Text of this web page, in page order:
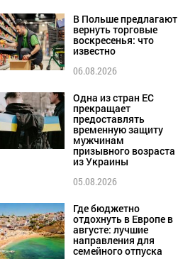
В Польше предлагают
вернуть торговые
воскресенья: что
известно
06.08.2026
Одна из стран ЕС
прекращает
предоставлять
временную защиту
мужчинам
призывного возраста
из Украины
05.08.2026
Где бюджетно
отдохнуть в Европе в
августе: лучшие
направления для
семейного отпуска